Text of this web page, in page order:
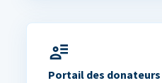
Portail des donateurs